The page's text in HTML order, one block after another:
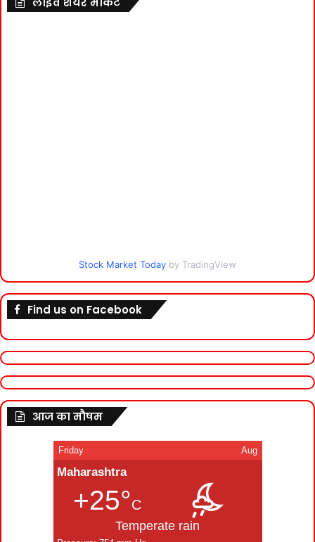
Stock Market Today by TradingView
Find us on Facebook
आज का मौषम
Friday Aug
Maharashtra
+25°C
Temperate rain